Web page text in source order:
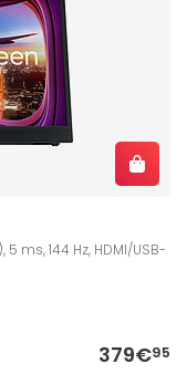
5 ms, 144 Hz, HDMI/USB-
379€95